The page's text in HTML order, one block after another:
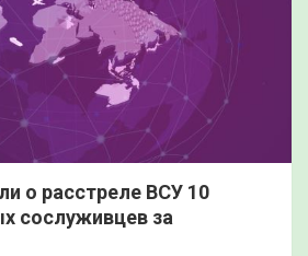
о расстреле ВСУ 10
сослуживцев за